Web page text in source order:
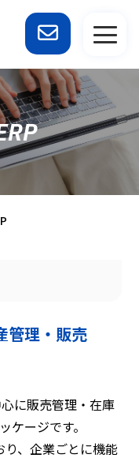
管理・販売
に販売管理・在庫
ケージです。
、企業ごとに機能